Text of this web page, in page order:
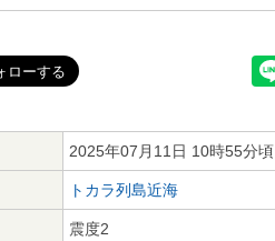
2025年07月11日 10時55分頃
トカラ列島近海
震度2